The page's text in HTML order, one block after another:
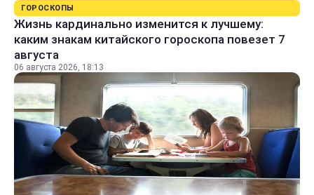
ГОРОСКОПЫ
Жизнь кардинально изменится к лучшему:
каким знакам китайского гороскопа повезет 7
августа
06 августа 2026, 18:13